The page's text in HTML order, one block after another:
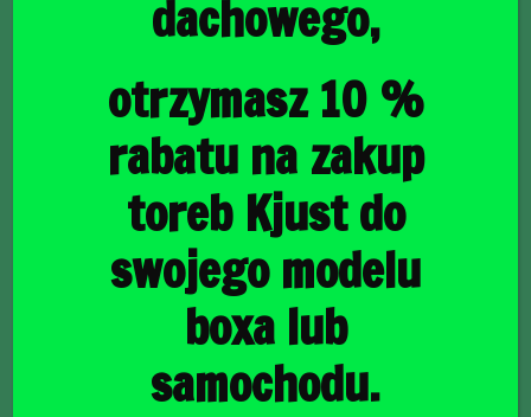
2006 TORBY DO BAGAŻNIKA 5 SZT
MITSUBISHI
OUTLANDER 2001-
2006 TORBY DO
BAGAŻNIKA 5 SZT
dachowego,
otrzymasz 10 %
rabatu na zakup
toreb Kjust do
swojego modelu
boxa lub
samochodu.